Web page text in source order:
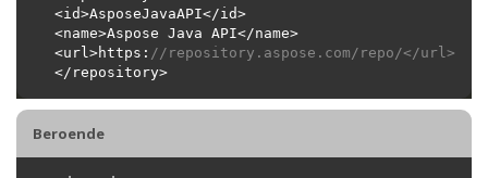
<url>https: //repository.aspose.com/repo/</url>
Beroende